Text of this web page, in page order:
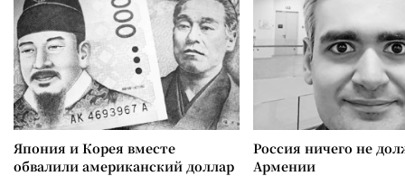
Япония и Корея вместе
обвалили американский доллар
Россия ничего не
Армении